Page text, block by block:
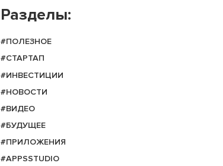
Разделы:
#ПОЛЕЗНОЕ
#СТАРТАП
#ИНВЕСТИЦИИ
#НОВОСТИ
#ВИДЕО
#БУДУЩЕЕ
#ПРИЛОЖЕНИЯ
#APPSSTUDIO